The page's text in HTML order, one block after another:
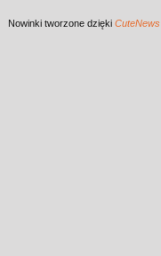
Nowinki tworzone dzięki CuteNews